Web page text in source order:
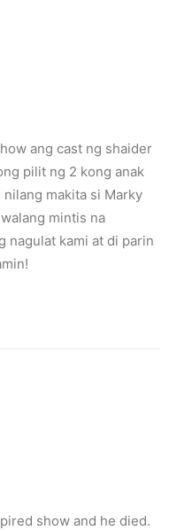
ang cast ng shaider
pilit ng 2 kong anak
makita si Marky
mintis na
nagulat kami at di parin
show and he died.